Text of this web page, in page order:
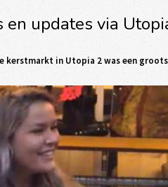
en updates via
kerstmarkt in Utopia 2 was een groots